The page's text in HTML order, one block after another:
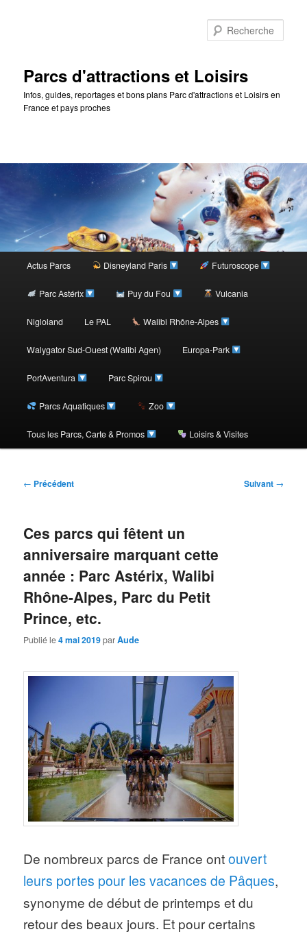
Parcs d'attractions et Loisirs
Infos, guides, reportages et bons plans Parc d'attractions et Loisirs en
France et pays proches
Menu
Aller
contenu
Actus Parcs Disneyland Paris Futuroscope
Parc Astérix Puy du Fou Vulcania
Nigloland Le PAL Walibi Rhône-Alpes
Walygator Sud-Ouest (Walibi Agen) Europa-Park
PortAventura Parc Spirou
Parcs Aquatiques Zoo
Tous les Parcs, Carte & Promos Loisirs & Visites
Navigation
← Précédent Suivant →
Ces parcs qui fêtent un
anniversaire marquant cette
année : Parc Astérix, Walibi
Rhône-Alpes, Parc du Petit
Prince, etc.
Publié le4 mai 2019parAude
De nombreux parcs de France ontouvert
leurs portes pour les vacances de Pâques,
synonyme de début de printemps et du
retour des beaux jours. Et pour certains